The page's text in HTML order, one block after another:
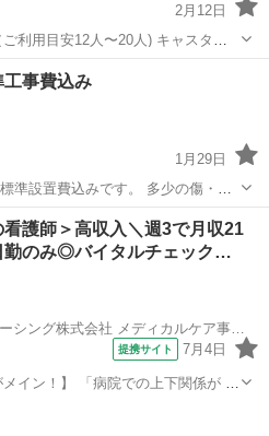
2月12日
利用目安12人〜20人) キャスター
ラク。ストッパーは付いておりませ
用してい
その他 超大型
事費込み
1月29日
込みです。 多少の傷・汚
置位置等
下さい。 表示
その他 価格
看護師＞高収入＼週3で月収21
勤のみ◎バイタルチェック…
日研トータルソーシング株式会社 メディカルケア事業部
提携サイト 7月4日
の上下関係が 辛